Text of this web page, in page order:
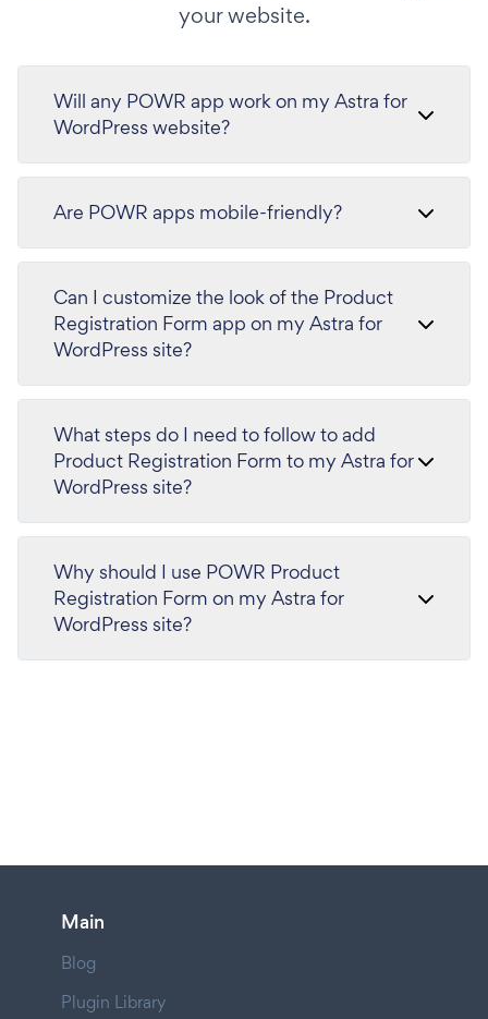
your website.
Will any POWR app work on my Astra for
WordPress website?
Are POWR apps mobile-friendly?
Can I customize the look of the Product
Registration Form app on my Astra for
WordPress site?
What steps do I need to follow to add
Product Registration Form to my Astra for
WordPress site?
Why should I use POWR Product
Registration Form on my Astra for
WordPress site?
Main
Blog
Plugin Library